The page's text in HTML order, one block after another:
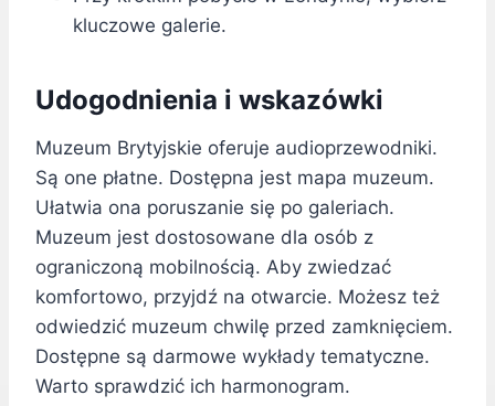
kluczowe galerie.
Udogodnienia i wskazówki
Muzeum Brytyjskie oferuje audioprzewodniki.
Są one płatne. Dostępna jest mapa muzeum.
Ułatwia ona poruszanie się po galeriach.
Muzeum jest dostosowane dla osób z
ograniczoną mobilnością. Aby zwiedzać
komfortowo, przyjdź na otwarcie. Możesz też
odwiedzić muzeum chwilę przed zamknięciem.
Dostępne są darmowe wykłady tematyczne.
Warto sprawdzić ich harmonogram.